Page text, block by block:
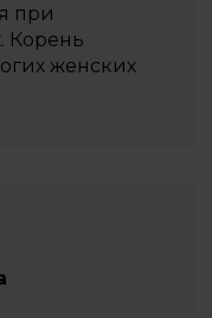
при
Корень
женских